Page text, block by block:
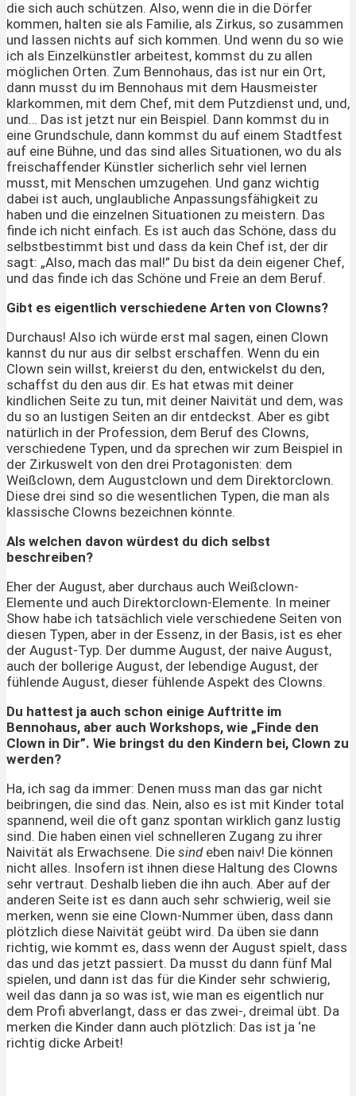
die sich auch schützen. Also, wenn die in die Dörfer
kommen, halten sie als Familie, als Zirkus, so zusammen
und lassen nichts auf sich kommen. Und wenn du so wie
ich als Einzelkünstler arbeitest, kommst du zu allen
möglichen Orten. Zum Bennohaus, das ist nur ein Ort,
dann musst du im Bennohaus mit dem Hausmeister
klarkommen, mit dem Chef, mit dem Putzdienst und, und,
und… Das ist jetzt nur ein Beispiel. Dann kommst du in
eine Grundschule, dann kommst du auf einem Stadtfest
auf eine Bühne, und das sind alles Situationen, wo du als
freischaffender Künstler sicherlich sehr viel lernen
musst, mit Menschen umzugehen. Und ganz wichtig
dabei ist auch, unglaubliche Anpassungsfähigkeit zu
haben und die einzelnen Situationen zu meistern. Das
finde ich nicht einfach. Es ist auch das Schöne, dass du
selbstbestimmt bist und dass da kein Chef ist, der dir
sagt: „Also, mach das mal!” Du bist da dein eigener Chef,
und das finde ich das Schöne und Freie an dem Beruf.
Gibt es eigentlich verschiedene Arten von Clowns?
Durchaus! Also ich würde erst mal sagen, einen Clown
kannst du nur aus dir selbst erschaffen. Wenn du ein
Clown sein willst, kreierst du den, entwickelst du den,
schaffst du den aus dir. Es hat etwas mit deiner
kindlichen Seite zu tun, mit deiner Naivität und dem, was
du so an lustigen Seiten an dir entdeckst. Aber es gibt
natürlich in der Profession, dem Beruf des Clowns,
verschiedene Typen, und da sprechen wir zum Beispiel in
der Zirkuswelt von den drei Protagonisten: dem
Weißclown, dem Augustclown und dem Direktorclown.
Diese drei sind so die wesentlichen Typen, die man als
klassische Clowns bezeichnen könnte.
Als welchen davon würdest du dich selbst
beschreiben?
Eher der August, aber durchaus auch Weißclown-
Elemente und auch Direktorclown-Elemente. In meiner
Show habe ich tatsächlich viele verschiedene Seiten von
diesen Typen, aber in der Essenz, in der Basis, ist es eher
der August-Typ. Der dumme August, der naive August,
auch der bollerige August, der lebendige August, der
fühlende August, dieser fühlende Aspekt des Clowns.
Du hattest ja auch schon einige Auftritte im
Bennohaus, aber auch Workshops, wie „Finde den
Clown in Dir”. Wie bringst du den Kindern bei, Clown zu
werden?
Ha, ich sag da immer: Denen muss man das gar nicht
beibringen, die sind das. Nein, also es ist mit Kinder total
spannend, weil die oft ganz spontan wirklich ganz lustig
sind. Die haben einen viel schnelleren Zugang zu ihrer
Naivität als Erwachsene. Die sindeben naiv! Die können
nicht alles. Insofern ist ihnen diese Haltung des Clowns
sehr vertraut. Deshalb lieben die ihn auch. Aber auf der
anderen Seite ist es dann auch sehr schwierig, weil sie
merken, wenn sie eine Clown-Nummer üben, dass dann
plötzlich diese Naivität geübt wird. Da üben sie dann
richtig, wie kommt es, dass wenn der August spielt, dass
das und das jetzt passiert. Da musst du dann fünf Mal
spielen, und dann ist das für die Kinder sehr schwierig,
weil das dann ja so was ist, wie man es eigentlich nur
dem Profi abverlangt, dass er das zwei-, dreimal übt. Da
merken die Kinder dann auch plötzlich: Das ist ja ‘ne
richtig dicke Arbeit!